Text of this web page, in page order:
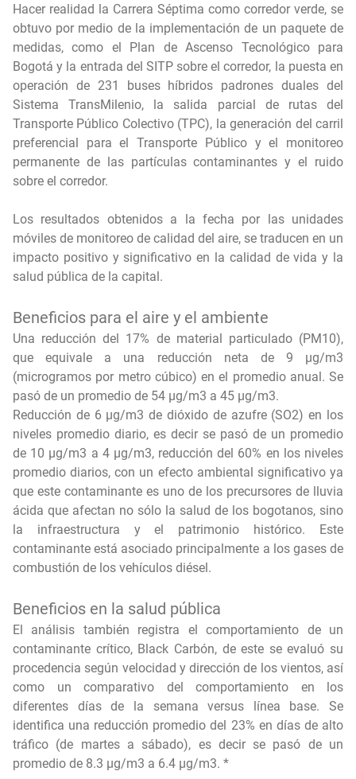
Hacer realidad la Carrera Séptima como corredor verde, se
obtuvo por medio de la implementación de un paquete de
medidas, como el Plan de Ascenso Tecnológico para
Bogotá y la entrada del SITP sobre el corredor, la puesta en
operación de 231 buses híbridos padrones duales del
Sistema TransMilenio, la salida parcial de rutas del
Transporte Público Colectivo (TPC), la generación del carril
preferencial para el Transporte Público y el monitoreo
permanente de las partículas contaminantes y el ruido
sobre el corredor.
Los resultados obtenidos a la fecha por las unidades
móviles de monitoreo de calidad del aire, se traducen en un
impacto positivo y significativo en la calidad de vida y la
salud pública de la capital.
Beneficios para el aire y el ambiente
Una reducción del 17% de material particulado (PM10),
que equivale a una reducción neta de 9 µg/m3
(microgramos por metro cúbico) en el promedio anual. Se
pasó de un promedio de 54 µg/m3 a 45 µg/m3.
Reducción de 6 µg/m3 de dióxido de azufre (SO2) en los
niveles promedio diario, es decir se pasó de un promedio
de 10 µg/m3 a 4 µg/m3, reducción del 60% en los niveles
promedio diarios, con un efecto ambiental significativo ya
que este contaminante es uno de los precursores de lluvia
ácida que afectan no sólo la salud de los bogotanos, sino
la infraestructura y el patrimonio histórico. Este
contaminante está asociado principalmente a los gases de
combustión de los vehículos diésel.
Beneficios en la salud pública
El análisis también registra el comportamiento de un
contaminante crítico, Black Carbón, de este se evaluó su
procedencia según velocidad y dirección de los vientos, así
como un comparativo del comportamiento en los
diferentes días de la semana versus línea base. Se
identifica una reducción promedio del 23% en días de alto
tráfico (de martes a sábado), es decir se pasó de un
promedio de 8.3 µg/m3 a 6.4 µg/m3. *